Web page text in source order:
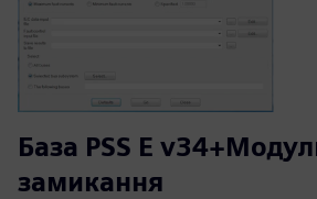
База PSS E
замикання